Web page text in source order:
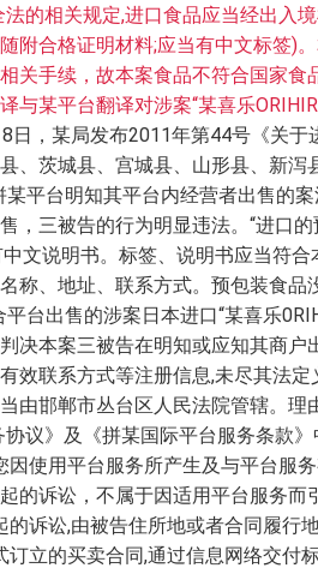
的相关规定,进口食品应当经出
附合格证明材料;应当有中文标签)
关手续，故本案食品不符合国家
与某平台翻译对涉案“某喜乐
日，某局发布2011年第44号《关
、茨城县、宫城县、山形县、新
平台明知其平台内经营者出售的
，三被告的行为明显违法。“进口
文说明书。标签、说明书应当符
称、地址、联系方式。预包装食
台出售的涉案日本进口“某喜乐
决本案三被告在明知或应知其商
效联系方式等注册信息,未尽其法
由邯郸市丛台区人民法院管辖。
议》及《拼某国际平台服务条款
因使用平台服务所产生及与平台
的诉讼，不属于因适用平台服务
诉讼,由被告住所地或者合同履行
订立的买卖合同,通过信息网络交